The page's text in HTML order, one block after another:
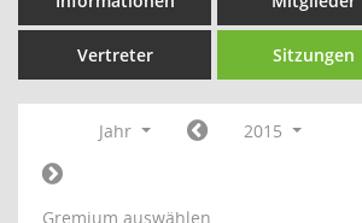
Vertreter Sitzungen
Jahr 2015
Gremium auswählen